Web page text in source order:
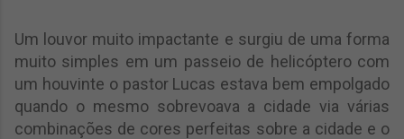
Um louvor muito impactante e surgiu de uma forma
muito simples em um passeio de helicóptero com
um houvinte o pastor Lucas estava bem empolgado
quando o mesmo sobrevoava a cidade via várias
combinações de cores perfeitas sobre a cidade e o